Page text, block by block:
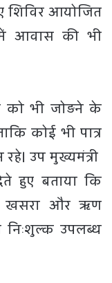
शिविर आयोजित
आवास की भी
को भी जोड़ने के
कोई भी पात्र
उप मुख्यमंत्री
हुए बताया कि
खसरा और ऋण
उपलब्ध